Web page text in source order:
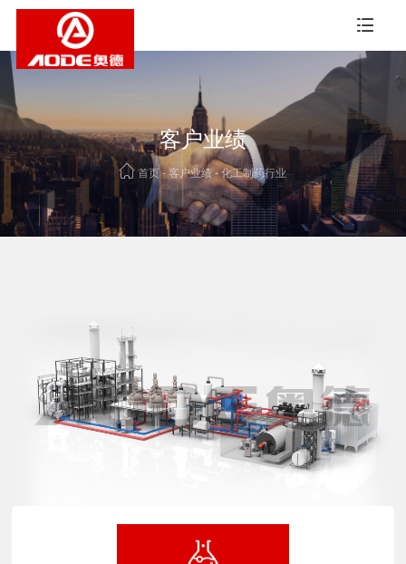
客户业绩
首页-客户业绩-化工制药行业